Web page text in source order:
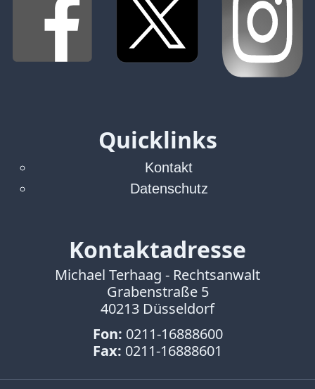
Quicklinks
Kontakt
Datenschutz
Kontaktadresse
Michael Terhaag - Rechtsanwalt
Grabenstraße 5
40213 Düsseldorf
Fon: 0211-16888600
Fax: 0211-16888601